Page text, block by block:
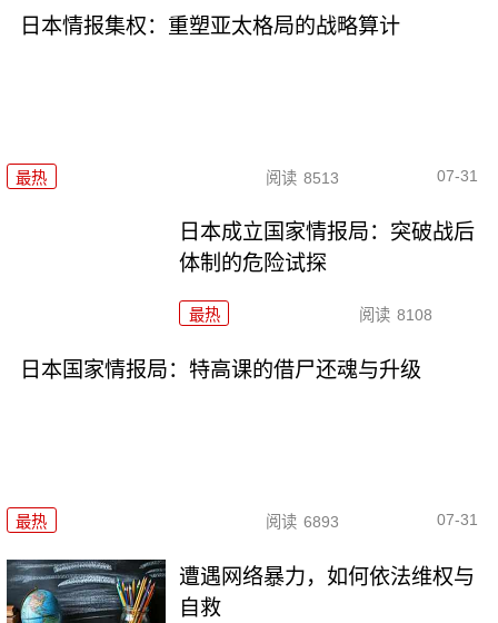
日本情报集权：重塑亚太格局的战略算计
最热 阅读 8513 07-31
日本成立国家情报局：突破战后
体制的危险试探
最热 阅读 8108
日本国家情报局：特高课的借尸还魂与升级
最热 阅读 6893 07-31
遭遇网络暴力，如何依法维权与
自救